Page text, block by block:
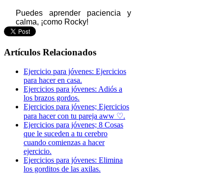
Puedes aprender paciencia y
calma, ¡como Rocky!
Artículos Relacionados
Ejercicio para jóvenes: Ejercicios
para hacer en casa.
Ejercicios para jóvenes: Adiós a
los brazos gordos.
Ejercicios para jóvenes; Ejercicios
para hacer con tu pareja aww ♡.
Ejercicios para jóvenes; 8 Cosas
que le suceden a tu cerebro
cuando comienzas a hacer
ejercicio.
Ejercicios para jóvenes: Elimina
los gorditos de las axilas.